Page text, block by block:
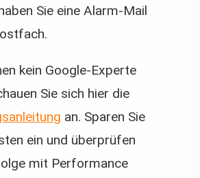
Sie eine Alarm-Mail
kein Google-Experte
Sie sich hier die
an. Sparen Sie
ein und überprüfen
mit Performance